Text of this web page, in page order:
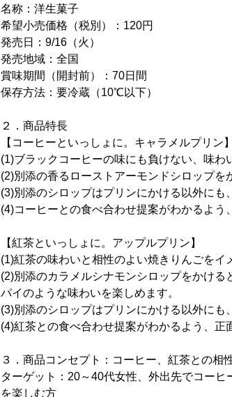
名称：洋生菓子
希望小売価格（税別）：120円
発売日：9/16（火）
発売地域：全国
賞味期間（開封前）：70日間
保存方法：要冷蔵（10℃以下）
２．商品特長
【コーヒーといっしょに。キャラメルプリン】
(1)ブラックコーヒーの味にも負けない、味わ
(2)別添の香るローストアーモンドシロップを
(3)別添のシロップはプリンにかける以外にも
(4)コーヒーとの食べ合わせ提案がわかるよう
【紅茶といっしょに。アップルプリン】
(1)紅茶の味わいと相性のよい焼きりんごをイ
(2)別添のカラメルシナモンシロップをかけ
パイのような味わいを楽しめます。
(3)別添のシロップはプリンにかける以外にも
(4)紅茶との食べ合わせ提案がわかるよう、正
３．商品コンセプト：コーヒー、紅茶との相
ターゲット：20～40代女性、外出先でコー
を楽しむ方